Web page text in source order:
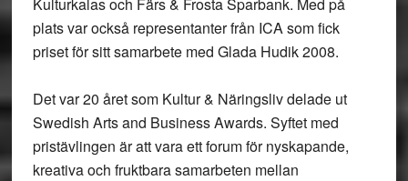
plats var också representanter från ICA som fick
priset för sitt samarbete med Glada Hudik 2008.
Det var 20 året som Kultur & Näringsliv delade ut
Swedish Arts and Business Awards. Syftet med
pristävlingen är att vara ett forum för nyskapande,
kreativa och fruktbara samarbeten mellan